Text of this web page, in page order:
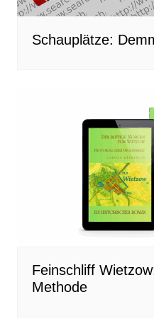
Schauplätze:
Feinschliff
Methode